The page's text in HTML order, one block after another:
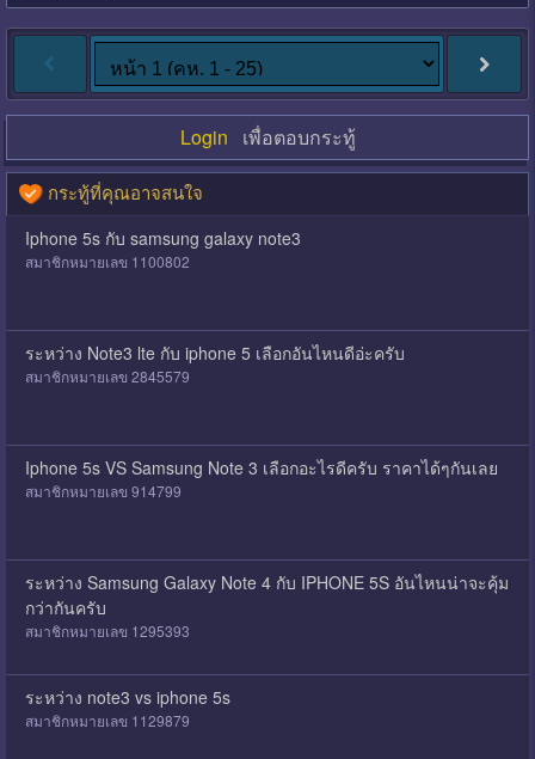
Login เพื่อตอบกระทู้
กระทู้ที่คุณอาจสนใจ
Iphone 5s กับ samsung galaxy note3
สมาชิกหมายเลข 1100802
ระหว่าง Note3 lte กับ iphone 5 เลือกอันไหนดีอ่ะครับ
สมาชิกหมายเลข 2845579
Iphone 5s VS Samsung Note 3 เลือกอะไรดีครับ ราคาได้ๆกันเลย
สมาชิกหมายเลข 914799
ระหว่าง Samsung Galaxy Note 4 กับ IPHONE 5S อันไหนน่าจะคุ้ม
กว่ากันครับ
สมาชิกหมายเลข 1295393
ระหว่าง note3 vs iphone 5s
สมาชิกหมายเลข 1129879